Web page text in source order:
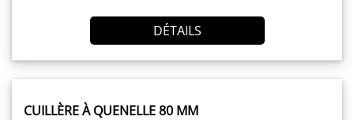
DÉTAILS
CUILLÈRE À QUENELLE 80 MM